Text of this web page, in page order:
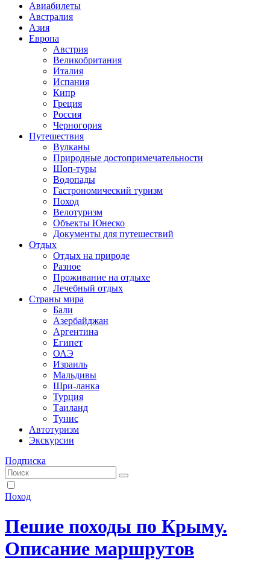
Авиабилеты
Австралия
Азия
Европа
Австрия
Великобритания
Италия
Испания
Кипр
Греция
Россия
Черногория
Путешествия
Вулканы
Природные достопримечательности
Шоп-туры
Водопады
Гастрономический туризм
Поход
Велотуризм
Объекты Юнеско
Документы для путешествий
Отдых
Отдых на природе
Разное
Проживание на отдыхе
Лечебный отдых
Страны мира
Бали
Азербайджан
Аргентина
Египет
ОАЭ
Израиль
Мальдивы
Шри-ланка
Турция
Таиланд
Тунис
Автотуризм
Экскурсии
Подписка
Поход
Пешие походы по Крыму.
Описание маршрутов